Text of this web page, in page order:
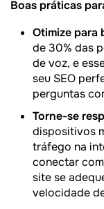
Boas práticas
Otimize para
de 30% das
de voz, e
seu SEO
perguntas
Torne-se
dispositivos
tráfego na
conectar
site se
velocidade